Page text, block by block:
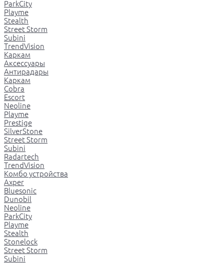
ParkCity
Playme
Stealth
Street Storm
Subini
TrendVision
Каркам
Аксессуары
Антирадары
Каркам
Cobra
Escort
Neoline
Playme
Prestige
SilverStone
Street Storm
Subini
Radartech
TrendVision
Комбо устройства
Axper
Bluesonic
Dunobil
Neoline
ParkCity
Playme
Stealth
Stonelock
Street Storm
Subini